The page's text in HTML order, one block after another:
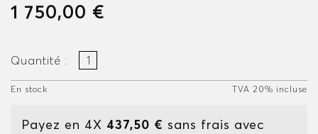
1 750,00 €
Quantité :
En stock TVA 20% incluse
Payez en 4X 437,50 € sans frais avec